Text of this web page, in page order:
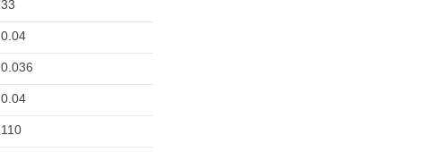
33
0.04
0.036
0.04
110